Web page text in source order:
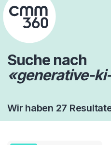
Skip
to
content
Suche nach
«generative-
Wir haben 27